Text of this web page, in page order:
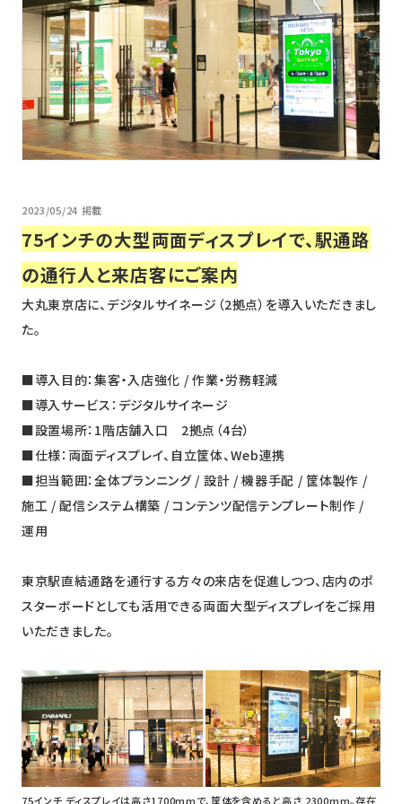
ニュース
採用情報
メンバー
会社情報
資料ダウンロード お問い合わせ
2023/05/24 掲載
75インチの大型両面ディスプレイで、駅通路
の通行人と来店客にご案内
大丸東京店に、デジタルサイネージ（2拠点）を導入いただきまし
た。
■導入目的：集客・入店強化 / 作業・労務軽減
■導入サービス：デジタルサイネージ
■設置場所：1階店舗入口 2拠点（4台）
■仕様：両面ディスプレイ、自立筐体、Web連携
■担当範囲：全体プランニング / 設計 / 機器手配 / 筐体製作 /
施工 / 配信システム構築 / コンテンツ配信テンプレート制作 /
運用
東京駅直結通路を通行する方々の来店を促進しつつ、店内のポ
スターボードとしても活用できる両面大型ディスプレイをご採用
いただきました。
75インチ ディスプレイは高さ1700mmで、筐体を含めると高さ 2300mm。存在